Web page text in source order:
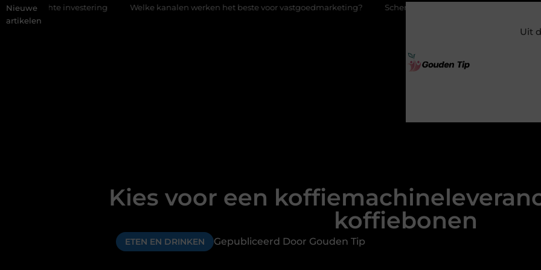
Nieuwe
artikelen
Welke kanalen werken het beste voor vastgoedmarketing? Schenking aan een goed doel: waarom geven zoveel mensen
Uit
Kies voor een
koffiebonen
ETEN EN DRINKEN Gepubliceerd Door Gouden Tip